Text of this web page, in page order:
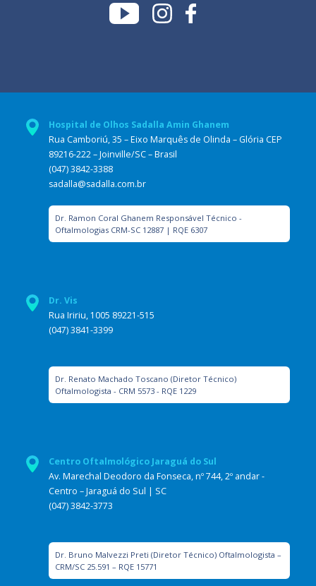
Hospital de Olhos Sadalla Amin Ghanem
Rua Camboriú, 35 – Eixo Marquês de Olinda – Glória CEP
89216-222 – Joinville/SC – Brasil
(047) 3842-3388
sadalla@sadalla.com.br
Dr. Ramon Coral Ghanem Responsável Técnico -
Oftalmologias CRM-SC 12887 | RQE 6307
Dr. Vis
Rua Iririu, 1005 89221-515
(047) 3841-3399
Dr. Renato Machado Toscano (Diretor Técnico)
Oftalmologista - CRM 5573 - RQE 1229
Centro Oftalmológico Jaraguá do Sul
Av. Marechal Deodoro da Fonseca, nº 744, 2º andar -
Centro – Jaraguá do Sul | SC
(047) 3842-3773
Dr. Bruno Malvezzi Preti (Diretor Técnico) Oftalmologista –
CRM/SC 25.591 – RQE 15771